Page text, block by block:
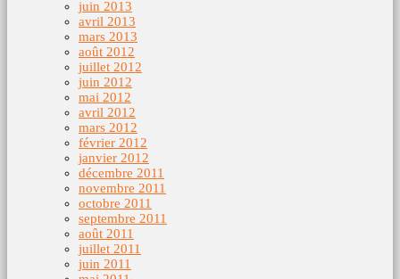
juin 2013
avril 2013
mars 2013
août 2012
juillet 2012
juin 2012
mai 2012
avril 2012
mars 2012
février 2012
janvier 2012
décembre 2011
novembre 2011
octobre 2011
septembre 2011
août 2011
juillet 2011
juin 2011